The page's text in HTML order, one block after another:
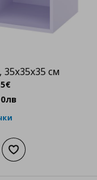
см
€
лв
в кошницата
Добави към